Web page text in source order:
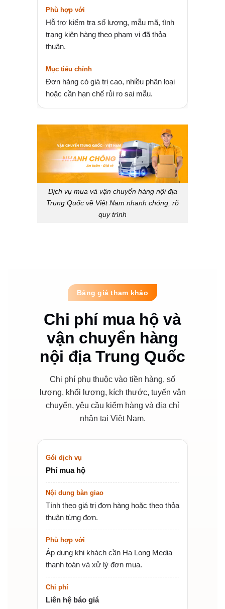
Hỗ trợ kiểm tra số lượng, mẫu mã, tình
trạng kiện hàng theo phạm vi đã thỏa
thuận.
Đơn hàng có giá trị cao, nhiều phân loại
hoặc cần hạn chế rủi ro sai mẫu.
Dịch vụ mua và vận chuyển hàng nội địa
Trung Quốc về Việt Nam nhanh chóng, rõ
quy trình
Bảng giá tham khảo
Chi phí mua hộ và
vận chuyển hàng
nội địa Trung Quốc
Chi phí phụ thuộc vào tiền hàng, số
lượng, khối lượng, kích thước, tuyến vận
chuyển, yêu cầu kiểm hàng và địa chỉ
nhận tại Việt Nam.
Phí mua hộ
Tính theo giá trị đơn hàng hoặc theo thỏa
thuận từng đơn.
Áp dụng khi khách cần Hạ Long Media
thanh toán và xử lý đơn mua.
Liên hệ báo giá